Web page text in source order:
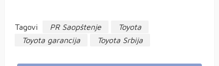
Tagovi PR Saopštenje
Toyota
Toyota garancija
Toyota Srbija